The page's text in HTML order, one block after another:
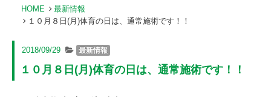
治療料金のご案内
HOME
最新情報
１０月８日(月)体育の日は、通常施術です！！
2018/09/29 最新情報
１０月８日(月)体育の日は、通常施術です！！